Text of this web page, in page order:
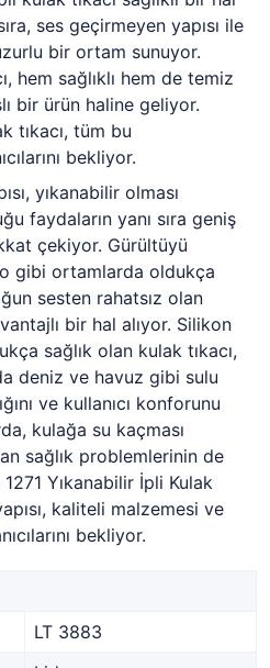
ses geçirmeyen yapısı ile
bir ortam sunuyor.
hem sağlıklı hem de temiz
bir ürün haline geliyor.
tıkacı, tüm bu
bekliyor.
yıkanabilir olması
faydaların yanı sıra geniş
çekiyor. Gürültüyü
gibi ortamlarda oldukça
sesten rahatsız olan
bir hal alıyor. Silikon
sağlık olan kulak tıkacı,
deniz ve havuz gibi sulu
ve kullanıcı konforunu
kulağa su kaçması
sağlık problemlerinin de
Yıkanabilir İpli Kulak
kaliteli malzemesi ve
bekliyor.
LT 3883